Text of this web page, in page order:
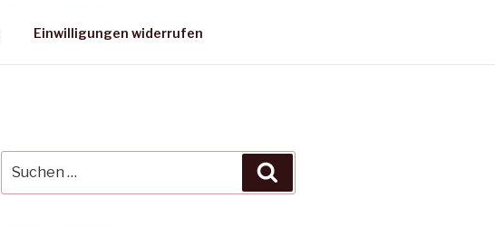
Einwilligungen widerrufen
nach: